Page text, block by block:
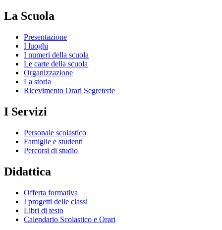
La Scuola
Presentazione
I luoghi
I numeri della scuola
Le carte della scuola
Organizzazione
La storia
Ricevimento Orari Segreterie
I Servizi
Personale scolastico
Famiglie e studenti
Percorsi di studio
Didattica
Offerta formativa
I progetti delle classi
Libri di testo
Calendario Scolastico e Orari